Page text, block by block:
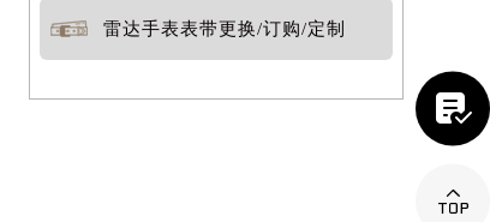
雷达手表表带更换/订购/定制

